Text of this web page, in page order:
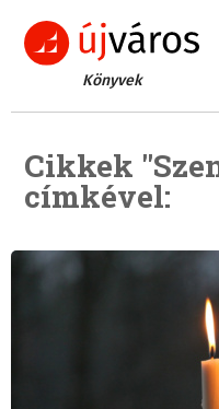
Könyvek
Cikkek
címkével: